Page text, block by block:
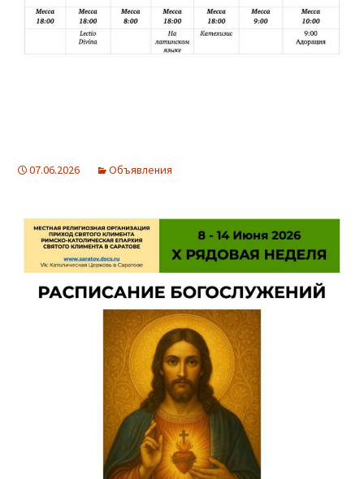
07.06.2026 Объявления